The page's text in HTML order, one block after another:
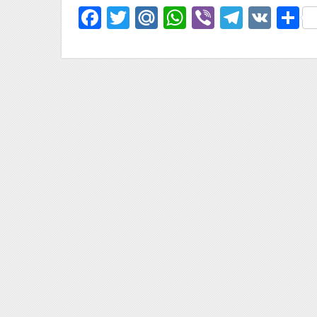
Facebook
TwitterMail.Ru
WhatsApp
Viber VK